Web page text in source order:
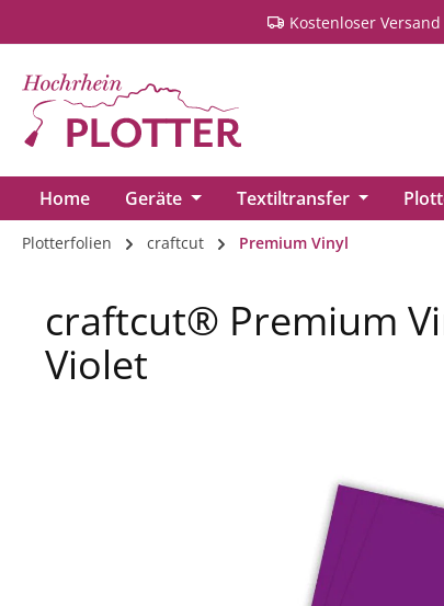
Zur Hauptnavigation springen
Kostenloser
Home Geräte Textiltransfer
Plotterfolien craftcut Premium Vinyl
craftcut® Premium
Violet